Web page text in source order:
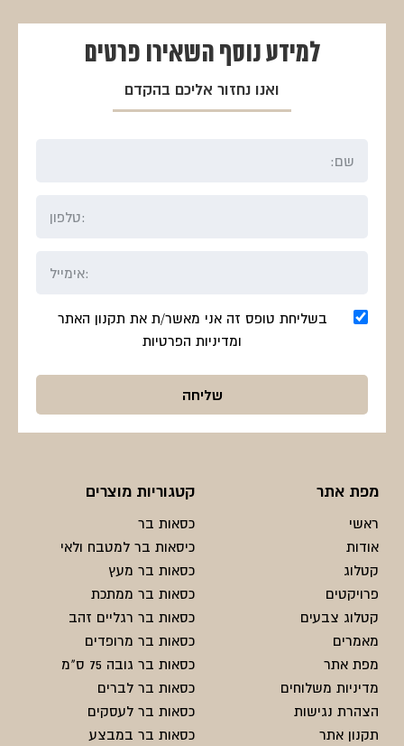
מפת אתר
ראשי
אודות
קטלוג
פרויקטים
קטלוג צבעים
מאמרים
מפת אתר
מדיניות משלוחים
הצהרת נגישות
תקנון אתר
קטגוריות מוצרים
כסאות בר
כיסאות בר למטבח ולאי
כסאות בר מעץ
כסאות בר ממתכת
כסאות בר רגליים זהב
כסאות בר מרופדים
כסאות בר גובה 75 ס"מ
כסאות בר לברים
כסאות בר לעסקים
כסאות בר במבצע
למידע נוסף השאירו פרטים
ואנו נחזור אליכם בהקדם
בשליחת טופס זה אני מאשר/ת את תקנון האתר
ומדיניות הפרטיות